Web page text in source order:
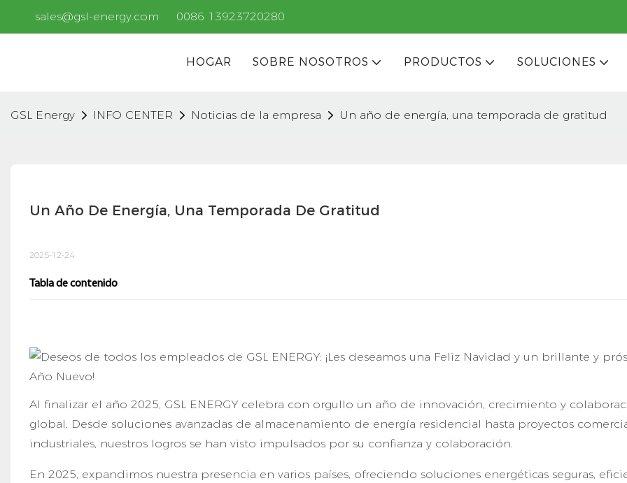
sales@gsl-energy.com 0086 13923720280
HOGAR SOBRE NOSOTROS PRODUCTOS SOLUCIONES
GSL Energy INFO CENTER Noticias de la empresa Un año de energía, una temporada de gratitud
Un Año De Energía, Una Temporada De Gratitud
2025-12-24
Tabla de contenido
Al finalizar el año 2025, GSL ENERGY celebra con orgullo un año de innovación, crecimiento y
global. Desde soluciones avanzadas de almacenamiento de energía residencial hasta proyectos
industriales, nuestros logros se han visto impulsados ​​por su confianza y colaboración.
En 2025, expandimos nuestra presencia en varios países, ofreciendo soluciones energéticas seguras,